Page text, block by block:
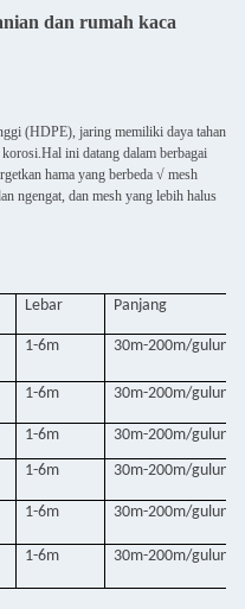
dan rumah kaca
(HDPE), jaring memiliki daya tahan
ini datang dalam berbagai
hama yang berbeda √ mesh
ngengat, dan mesh yang lebih halus
Lebar Panjang
1-6m 30m-200m/gulung
1-6m 30m-200m/gulung
1-6m
30m-200m/gulung
1-6m 30m-200m/gulung
1-6m 30m-200m/gulung
1-6m 30m-200m/gulung